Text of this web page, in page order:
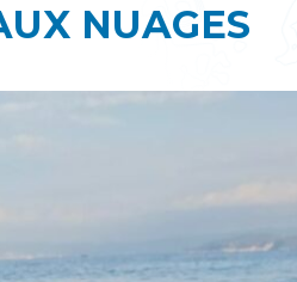
NUAGES